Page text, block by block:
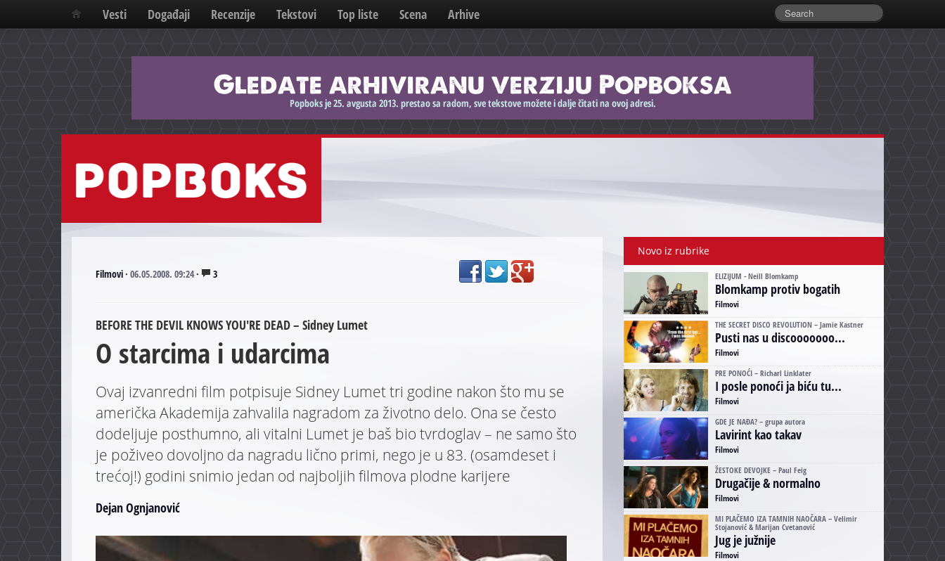
Vesti Događaji Recenzije Tekstovi Top liste Scena Arhive
Filmovi· 06.05.2008. 09:24· 3
BEFORE THE DEVIL KNOWS YOU'RE DEAD – Sidney Lumet
O starcima i udarcima
Ovaj izvanredni film potpisuje Sidney Lumet tri godine nakon što mu se
američka Akademija zahvalila nagradom za životno delo. Ona se često
dodeljuje posthumno, ali vitalni Lumet je baš bio tvrdoglav – ne samo što
je poživeo dovoljno da nagradu lično primi, nego je u 83. (osamdeset i
trećoj!) godini snimio jedan od najboljih filmova plodne karijere
Dejan Ognjanović
Novo iz rubrike
ELIZIJUM - Neill Blomkamp
Blomkamp protiv bogatih
Filmovi
THE SECRET DISCO REVOLUTION – Jamie Kastner
Pusti nas u discooooooo...
Filmovi
PRE PONOĆI – Richarl Linklater
I posle ponoći ja biću tu...
Filmovi
GDE JE NAĐA? – grupa autora
Lavirint kao takav
Filmovi
ŽESTOKE DEVOJKE – Paul Feig
Drugačije & normalno
Filmovi
MI PLAČEMO IZA TAMNIH NAOČARA – Velimir
Stojanović & Marijan Cvetanović
Jug je južnije
Filmovi